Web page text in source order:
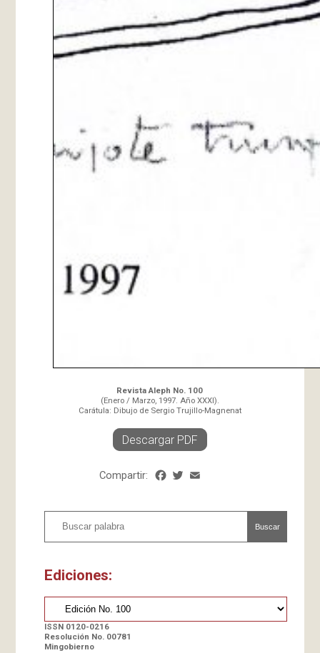
Revista Aleph No. 100
(Enero / Marzo, 1997. Año XXXI).
Carátula: Dibujo de Sergio Trujillo-Magnenat
Descargar PDF
Compartir: Facebook
Twitter
Buscar
Ediciones:
ISSN 0120-0216
Resolución No. 00781
Mingobierno